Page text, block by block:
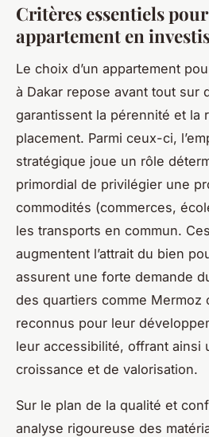
Critères essentiels
appartement en
Le choix d’un appartement
à Dakar repose avant tout sur
garantissent la pérennité et la
placement. Parmi ceux-ci,
stratégique joue un rôle
primordial de privilégier une
commodités (commerces,
les transports en commun.
augmentent l’attrait du bien
assurent une forte demande
des quartiers comme Mermoz
reconnus pour leur
leur accessibilité, offrant ainsi
croissance et de valorisation.
Sur le plan de la qualité et
analyse rigoureuse des